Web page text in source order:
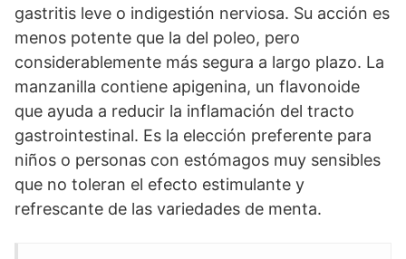
gastritis leve o indigestión nerviosa. Su acción es
menos potente que la del poleo, pero
considerablemente más segura a largo plazo. La
manzanilla contiene apigenina, un flavonoide
que ayuda a reducir la inflamación del tracto
gastrointestinal. Es la elección preferente para
niños o personas con estómagos muy sensibles
que no toleran el efecto estimulante y
refrescante de las variedades de menta.